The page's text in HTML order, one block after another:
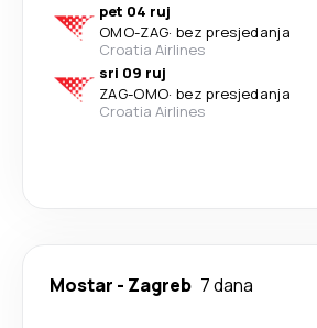
pet 04 ruj
OMO-ZAG· bez presjedanja
Croatia Airlines
sri 09 ruj
ZAG-OMO· bez presjedanja
Croatia Airlines
Mostar - Zagreb 7 dana